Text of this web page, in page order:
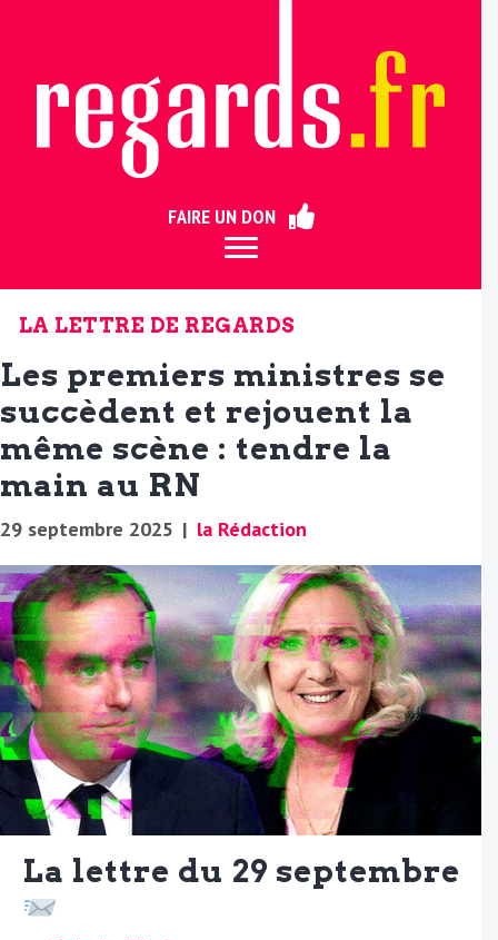
FAIRE UN DON
LA LETTRE DE REGARDS
Les premiers ministres se
succèdent et rejouent la
même scène : tendre la
main au RN
29 septembre 2025 | la Rédaction
La lettre du 29 septembre